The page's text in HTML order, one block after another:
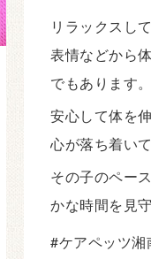
リラックスし
表情などから
でもあります。
安心して体を
心が落ち着い
その子のペー
かな時間を見
#ケアペッツ湘